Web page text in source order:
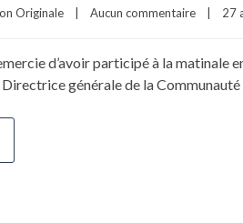
Originale Aucun commentaire 27
d’avoir participé à la matinale
générale de la